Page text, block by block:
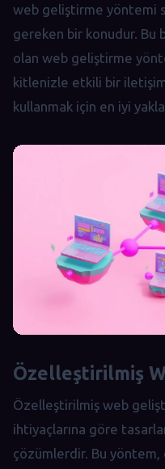
web geliştirme yöntemi
gereken bir konudur. Bu
olan web geliştirme
kitlenizle etkili bir
kullanmak için en iyi
Özelleştirilmiş
Özelleştirilmiş web
ihtiyaçlarına göre
çözümlerdir. Bu